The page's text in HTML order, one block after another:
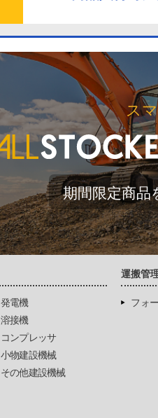
ス
期間限定商品
発電機
溶接機
コンプレッサ
小物建設機械
その他建設機械
運搬管
フォ